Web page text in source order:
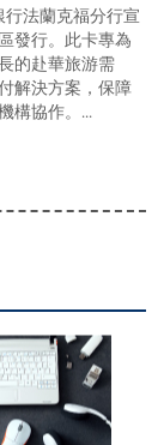
法蘭克福分行宣
發行。此卡專為
的赴華旅游需
解決方案，保障
構協作。...